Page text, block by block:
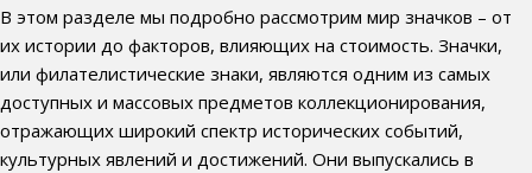
В этом разделе мы подробно рассмотрим мир значков – от
их истории до факторов, влияющих на стоимость. Значки,
или филателистические знаки, являются одним из самых
доступных и массовых предметов коллекционирования,
отражающих широкий спектр исторических событий,
культурных явлений и достижений. Они выпускались в